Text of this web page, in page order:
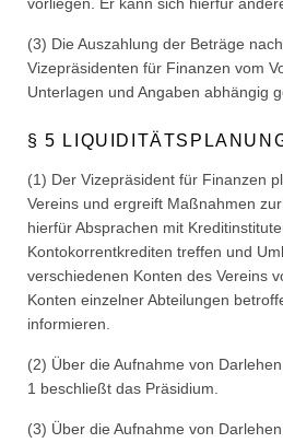
(3) Die Auszahlung der Beträge
Vizepräsidenten für Finanzen vom
Unterlagen und Angaben abhängig
§ 5
(1) Der Vizepräsident für Finanzen
Vereins und ergreift Maßnahmen
hierfür Absprachen mit
Kontokorrentkrediten treffen und
verschiedenen Konten des Vereins
Konten einzelner Abteilungen
informieren.
(2) Über die Aufnahme von
1 beschließt das Präsidium.
(3) Über die Aufnahme von